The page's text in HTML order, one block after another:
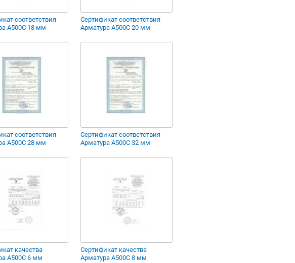
соответствия
А500С 18 мм
Сертификат соответствия
Арматура А500С 20 мм
соответствия
А500С 28 мм
Сертификат соответствия
Арматура А500С 32 мм
качества
А500С 6 мм
Сертификат качества
Арматура А500С 8 мм